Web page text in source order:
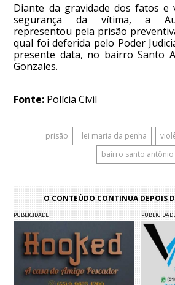
Diante da gravidade dos fatos e
segurança da vítima, a
representou pela prisão
qual foi deferida pelo Poder
presente data, no bairro Santo
Gonzales.
Fonte: Polícia Civil
prisão lei maria da penha
bairro santo antônio
O CONTEÚDO CONTINUA DEPOIS
PUBLICIDADE